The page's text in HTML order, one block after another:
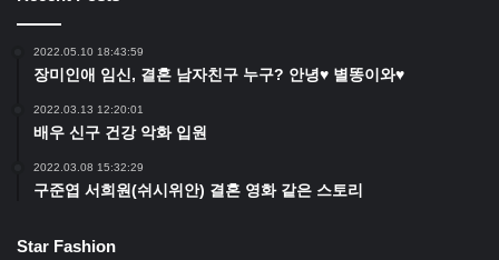
2022.05.10 18:43:59
장미인애 임신, 결혼 남자친구 누구? 안녕♥ 별똥이와♥
2022.03.13 12:20:01
배우 신구 건강 악화 입원
2022.03.08 15:32:29
구준엽 서희원(쉬시위안) 결혼 영화 같은 스토리
Star Fashion